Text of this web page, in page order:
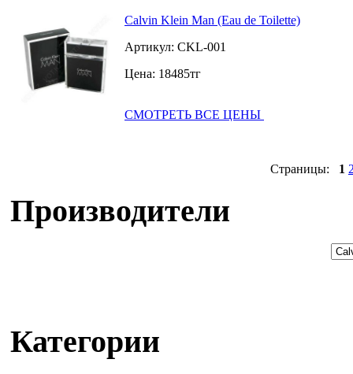
Calvin Klein Man (Eau de Toilette)
Артикул: CKL-001
Цена: 18485тг
СМОТРЕТЬ ВСЕ ЦЕНЫ
Страницы: 1
Производители
Категории